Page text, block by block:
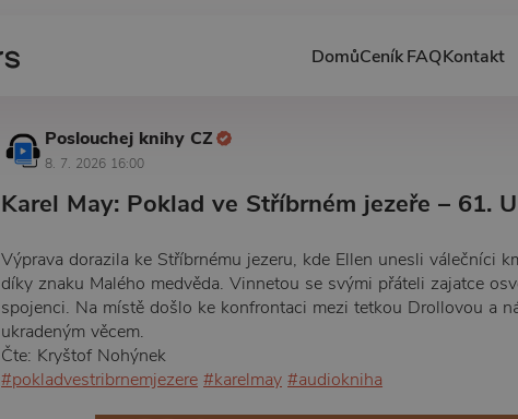
DomůCeníkFAQKontakt
Poslouchej knihy CZ
8. 7. 2026 16:00
Karel May: Poklad ve Stříbrném jezeře – 61.
Výprava dorazila ke Stříbrnému jezeru, kde Ellen unesli válečníci
díky znaku Malého medvěda. Vinnetou se svými přáteli zajatce
spojenci. Na místě došlo ke konfrontaci mezi tetkou Drollovou a
ukradeným věcem.
Čte: Kryštof Nohýnek
#pokladvestribrnemjezere #karelmay #audiokniha